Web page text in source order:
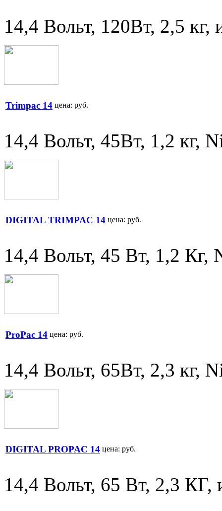
14,4 Вольт, 120Вт, 2,5 кг,
Trimpac 14 цена: руб.
14,4 Вольт, 45Вт, 1,2 кг,
DIGITAL TRIMPAC 14 цена: руб.
14,4 Вольт, 45 Вт, 1,2 Кг,
ProPac 14 цена: руб.
14,4 Вольт, 65Вт, 2,3 кг,
DIGITAL PROPAC 14 цена: руб.
14,4 Вольт, 65 Вт, 2,3 КГ,